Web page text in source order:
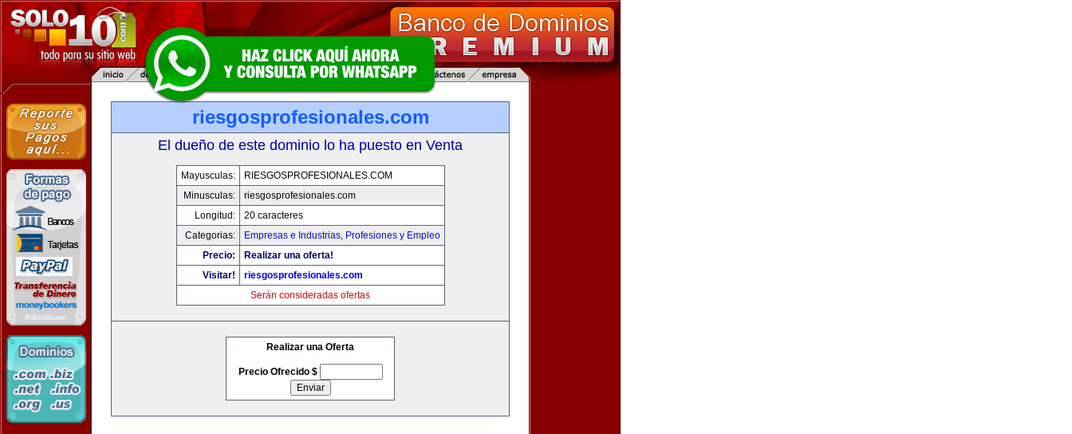
riesgosprofesionales.com
El dueño de este dominio lo ha puesto en Venta
Mayusculas:
RIESGOSPROFESIONALES.COM
Minusculas:
riesgosprofesionales.com
Longitud:
20 caracteres
Categorias:
Empresas e Industrias, Profesiones y Empleo
Precio:
Realizar una oferta!
Visitar!
riesgosprofesionales.com
Serán consideradas ofertas
Realizar una Oferta
Precio Ofrecido $